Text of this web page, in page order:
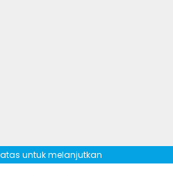
untuk melanjutkan